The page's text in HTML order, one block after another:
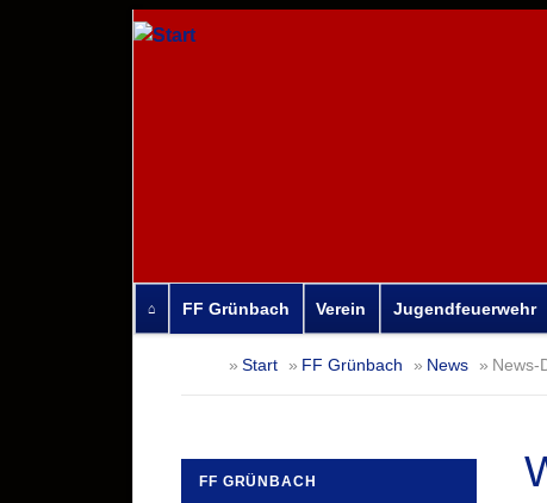
FF Grünbach Verein Jugendfeuerwehr
überspringen
Start FF Grünbach News News-
FF GRÜNBACH